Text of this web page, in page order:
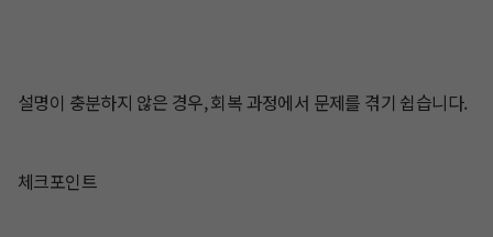
설명이 충분하지 않은 경우, 회복 과정에서 문제를 겪기 쉽습니다.
체크포인트